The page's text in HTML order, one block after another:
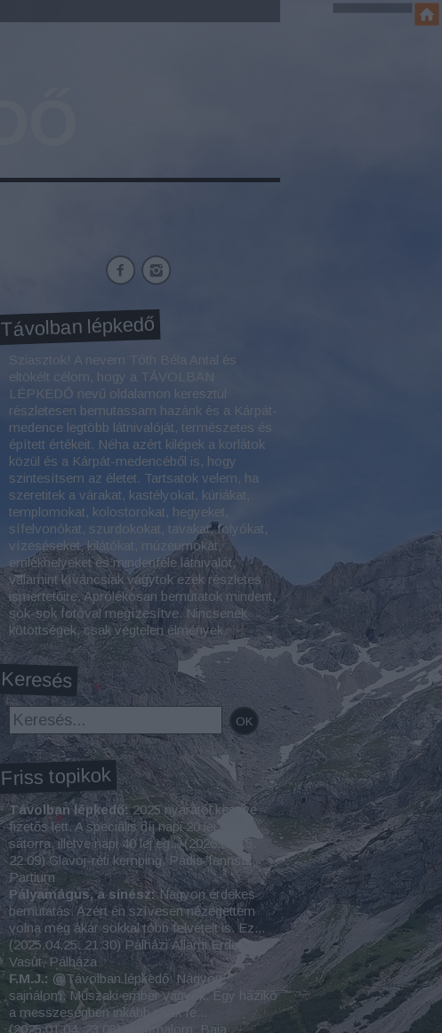
Távolban lépkedő
Sziasztok! A nevem Tóth Béla Antal és
eltökélt célom, hogy a TÁVOLBAN
LÉPKEDŐ nevű oldalamon keresztül
részletesen bemutassam hazánk és a Kárpát-
medence legtöbb látnivalóját, természetes és
épített értékeit. Néha azért kilépek a korlátok
közül és a Kárpát-medencéből is, hogy
szintesítsem az életet. Tartsatok velem, ha
szeretitek a várakat, kastélyokat, kúriákat,
templomokat, kolostorokat, hegyeket,
sífelvonókat, szurdokokat, tavakat, folyókat,
vízeséseket, kilátókat, múzeumokat,
emlékhelyeket és mindenféle látnivalót,
valamint kíváncsiak vagytok ezek részletes
ismertetőire. Aprólékosan bemutatok mindent,
sok-sok fotóval megízesítve. Nincsenek
kötöttségek, csak végtelen élmények.
Keresés
Friss topikok
Távolban lépkedő:2025 nyarától kezdve
fizetős lett. A speciális díj napi 20 lej egy
sátorra, illetve napi 40 lej eg...(2026.07.15.
22:09) Glavoj-réti kemping, Pádis-fennsík,
Partium
Pályamágus, a sínész:Nagyon érdekes
bemutatás. Azért én szívesen nézegettem
volna még akár sokkal több felvételt is. Ez...
(2025.04.25. 21:30) Pálházi Állami Erdei
Vasút, Pálháza
F.M.J.: @Távolban lépkedő: Nagyon
sajnálom. Műszaki ember vagyok. Egy házikó
a messzeségben inkább csak fe...
(2025.01.04. 23:08) Hajómalom, Baja